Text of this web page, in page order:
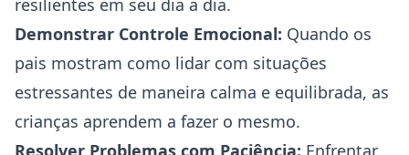
resilientes em seu dia a dia.
Demonstrar Controle Emocional: Quando os
pais mostram como lidar com situações
estressantes de maneira calma e equilibrada, as
crianças aprendem a fazer o mesmo.
Resolver Problemas com Paciência: Enfrentar